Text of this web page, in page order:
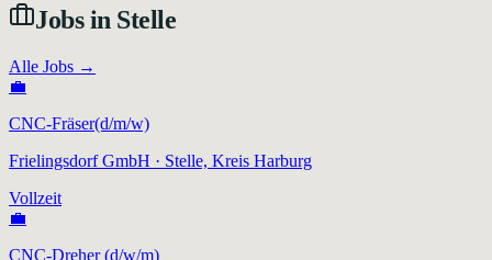
Jobs in Stelle
Alle Jobs →
💼
CNC-Fräser(d/m/w)
Frielingsdorf GmbH · Stelle, Kreis Harburg
Vollzeit
💼
CNC-Dreher (d/w/m)